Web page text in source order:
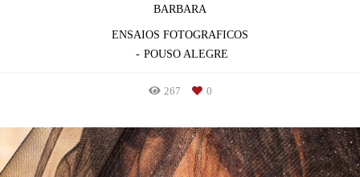
BARBARA
ENSAIOS FOTOGRAFICOS
POUSO ALEGRE
267 0